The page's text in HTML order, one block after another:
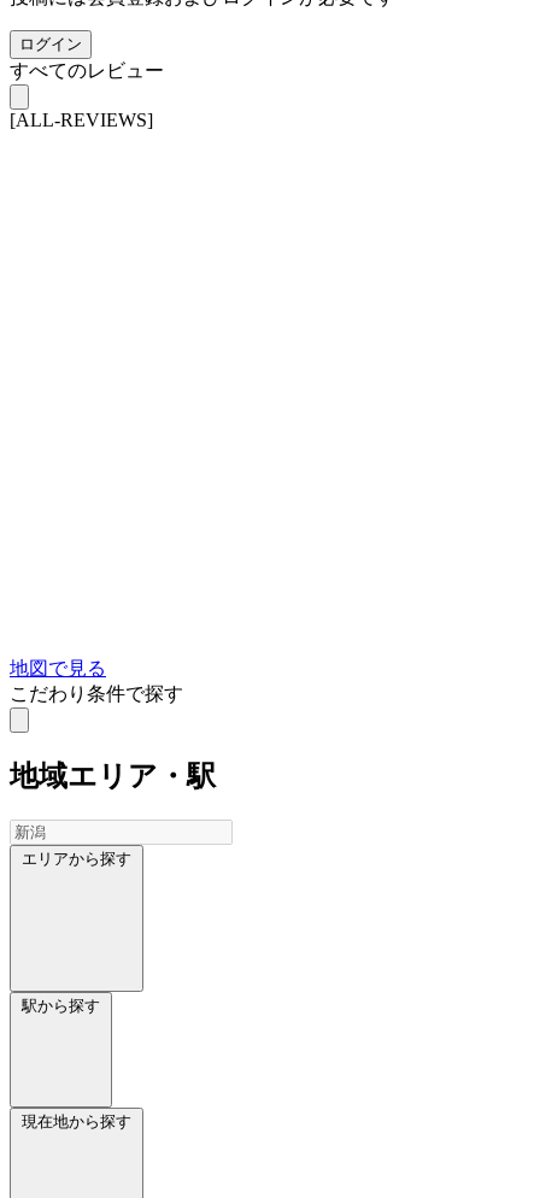
ログイン
すべてのレビュー
[ALL-REVIEWS]
地図で見る
こだわり条件で探す
地域エリア・駅
エリアから探す
駅から探す
現在地から探す